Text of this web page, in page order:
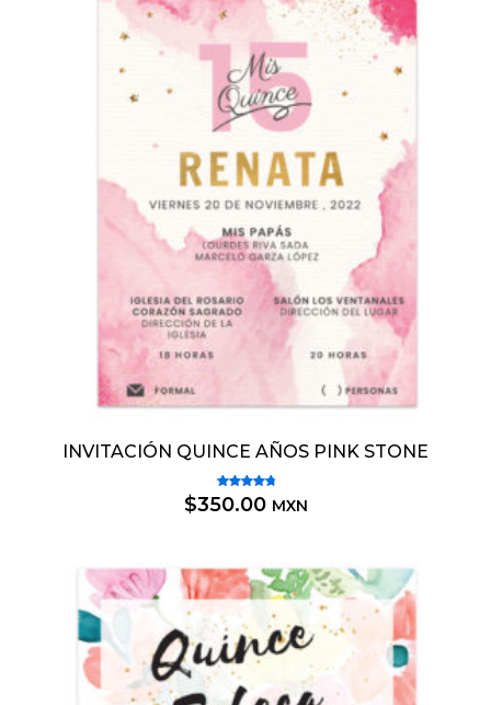
INVITACIÓN QUINCE AÑOS PINK STONE
Valorado
con
4.00 de 5
$350.00 MXN